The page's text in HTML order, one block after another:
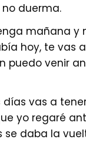
duerma.
mañana y
hoy, te vas
puedo venir
días vas a
yo regaré
se daba la